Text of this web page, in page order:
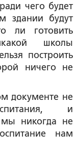
чего будет
здании будут
ли готовить
школы
построить
ничего не
не
и
мы никогда не
нам